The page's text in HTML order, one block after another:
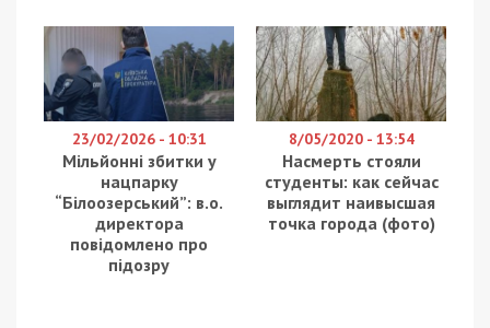
какую сумму прошло в этап голосования.
Мы спросили у Артема Хмельникова о причине
его прогулов. Он сообщил, что был занят –
встречался со своими избирателями:
Дважды, когда проводились заседания, я был на встрече
с избирателями у себя на округе. К сожалению, в первый
раз не собрался кворум. Во второй раз я бы подъехал,
если бы возникла такая необходимость.